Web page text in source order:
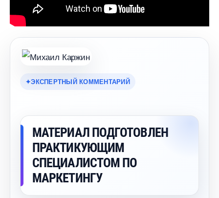
ЭКСПЕРТНЫЙ КОММЕНТАРИЙ
МАТЕРИАЛ ПОДГОТОВЛЕН
ПРАКТИКУЮЩИМ
СПЕЦИАЛИСТОМ ПО
МАРКЕТИНГУ